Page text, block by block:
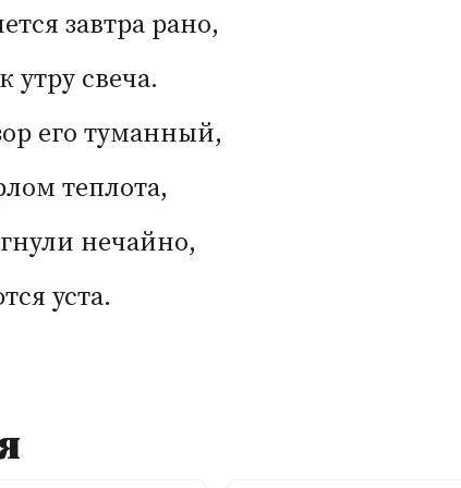
завтра рано,
утру свеча.
его туманный,
теплота,
нечайно,
уста.